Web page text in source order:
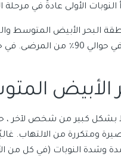
الأولى عادةً في مرحلة
الأبيض المتوسط
الأبيض
كبير من شخص لآخر ، حتى
ومتكررة من الالتهاب.
وشدة النوبات (في كل